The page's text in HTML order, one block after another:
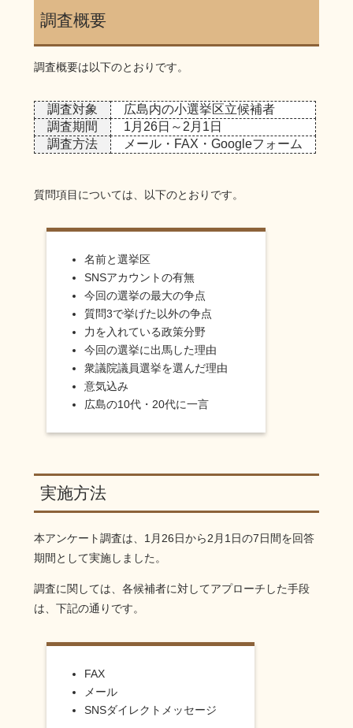
調査概要
調査概要は以下のとおりです。
調査対象
広島内の小選挙区立候補者
調査期間
1月26日～2月1日
調査方法
メール・FAX・Googleフォーム
質問項目については、以下のとおりです。
名前と選挙区
SNSアカウントの有無
今回の選挙の最大の争点
質問3で挙げた以外の争点
力を入れている政策分野
今回の選挙に出馬した理由
衆議院議員選挙を選んだ理由
意気込み
広島の10代・20代に一言
実施方法
本アンケート調査は、1月26日から2月1日の7日間を回答
期間として実施しました。
調査に関しては、各候補者に対してアプローチした手段
は、下記の通りです。
FAX
メール
SNSダイレクトメッセージ